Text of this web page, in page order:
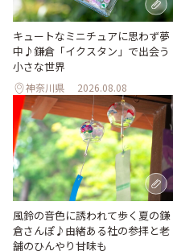
キュートなミニチュアに思わず夢
中♪鎌倉「イクスタン」で出会う
小さな世界
神奈川県 2026.08.08
風鈴の音色に誘われて歩く夏の鎌
倉さんぽ♪由緒ある社の参拝と老
舗のひんやり甘味も